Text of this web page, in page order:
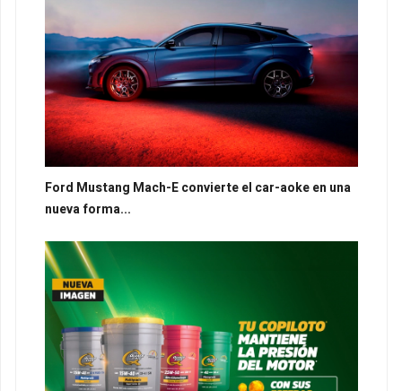
Ford Mustang Mach-E convierte el car-aoke en una
nueva forma...